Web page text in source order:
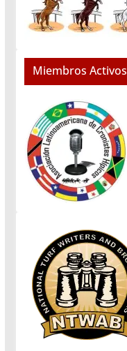
Miembros Activos